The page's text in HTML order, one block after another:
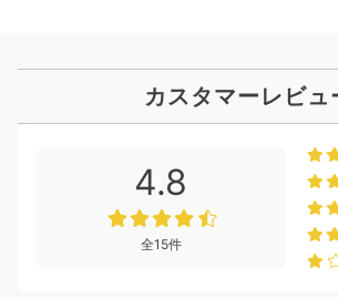
カスタマーレビュ
4.8
全15件